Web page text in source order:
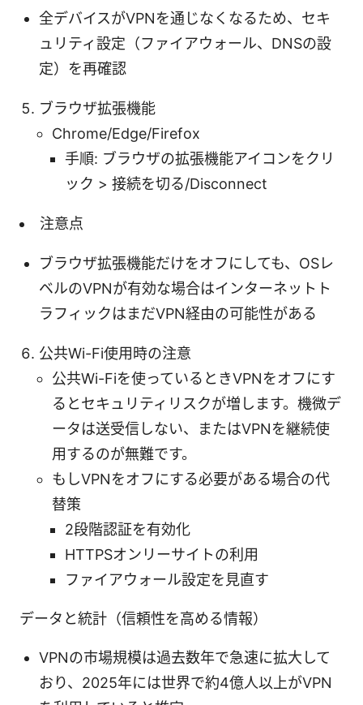
全デバイスがVPNを通じなくなるため、セキ
ュリティ設定（ファイアウォール、DNSの設
定）を再確認
ブラウザ拡張機能
Chrome/Edge/Firefox
手順: ブラウザの拡張機能アイコンをクリ
ック > 接続を切る/Disconnect
注意点
ブラウザ拡張機能だけをオフにしても、OSレ
ベルのVPNが有効な場合はインターネットト
ラフィックはまだVPN経由の可能性がある
公共Wi-Fi使用時の注意
公共Wi-Fiを使っているときVPNをオフにす
るとセキュリティリスクが増します。機微デ
ータは送受信しない、またはVPNを継続使
用するのが無難です。
もしVPNをオフにする必要がある場合の代
替策
2段階認証を有効化
HTTPSオンリーサイトの利用
ファイアウォール設定を見直す
データと統計（信頼性を高める情報）
VPNの市場規模は過去数年で急速に拡大して
おり、2025年には世界で約4億人以上がVPN